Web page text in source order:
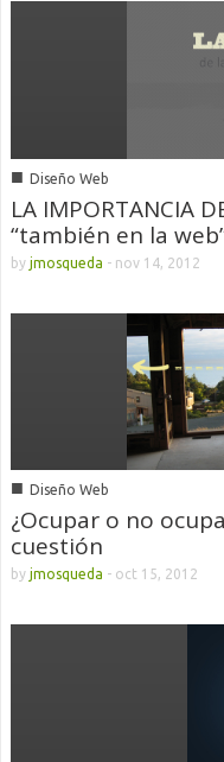
■ Diseño Web
LA IMPORTANCIA
“también en la
by jmosqueda - nov 14, 2012
■ Diseño Web
¿Ocupar o no
cuestión
by jmosqueda - oct 15, 2012